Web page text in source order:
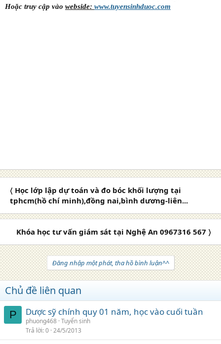
Hoặc truy cập vào webside: www.tuyensinhduoc.com
〈 Học lớp lập dự toán và đo bóc khối lượng tại
tphcm(hồ chí minh),đồng nai,bình dương-liên...
Khóa học tư vấn giám sát tại Nghệ An 0967316 567 〉
Đăng nhập một phát, tha hồ bình luận^^
Chủ đề liên quan
P Dược sỹ chính quy 01 năm, học vào cuối tuần
phuong468 Tuyển sinh
Trả lời 0 24/5/2013